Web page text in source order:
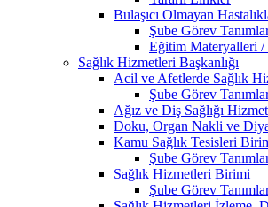
Bulaşıcı Olmayan
Şube Görev
Eğitim Materyalleri /
Sağlık Hizmetleri Başkanlığı
Acil ve Afetlerde Sağlık
Şube Görev
Ağız ve Diş Sağlığı
Doku, Organ Nakli ve
Kamu Sağlık Tesisleri
Şube Görev
Sağlık Hizmetleri Birimi
Şube Görev